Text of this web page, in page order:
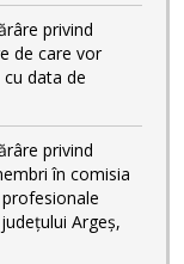
privind
de care vor
data de
privind
în comisia
Argeș,